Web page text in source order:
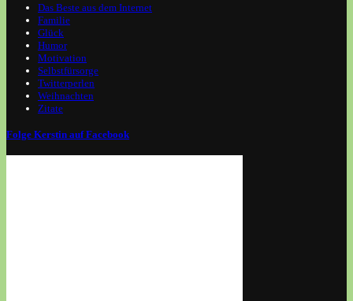
Das Beste aus dem Internet
Familie
Glück
Humor
Motivation
Selbstfürsorge
Twitterperlen
Weihnachten
Zitate
Folge Kerstin auf Facebook